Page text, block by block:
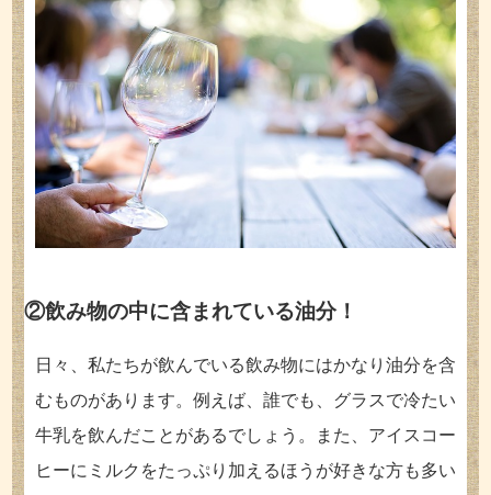
②飲み物の中に含まれている油分！
日々、私たちが飲んでいる飲み物にはかなり油分を含
むものがあります。例えば、誰でも、グラスで冷たい
牛乳を飲んだことがあるでしょう。また、アイスコー
ヒーにミルクをたっぷり加えるほうが好きな方も多い